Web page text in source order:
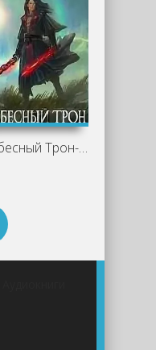
Небесный Трон-3 - Юрий Лайтгер (3)